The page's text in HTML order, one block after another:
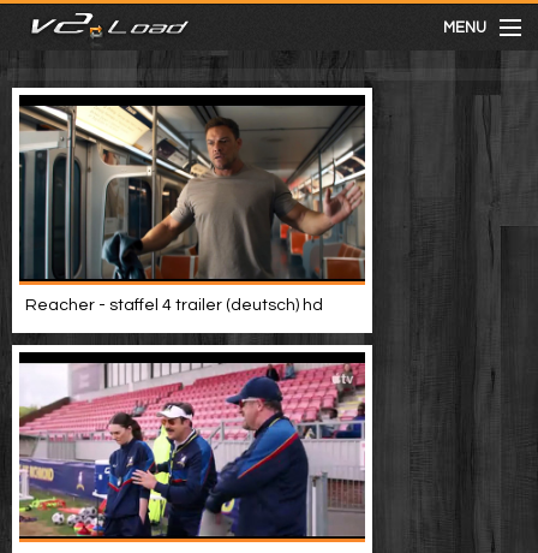
MENU
meist gesehen
neuste
kategorien
Menu
mit facebook anmelden
Informationen
Video suchen
Reacher - staffel 4 trailer (deutsch) hd